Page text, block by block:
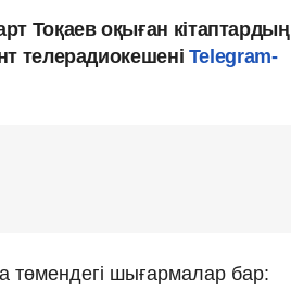
Тоқаев оқыған кітаптардың
телерадиокешені Telegram-
төмендегі шығармалар бар: